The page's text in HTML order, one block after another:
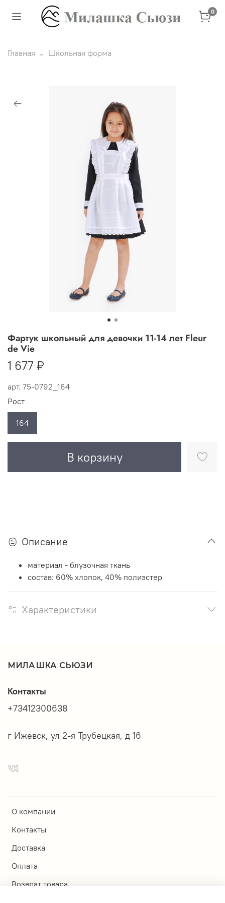
0
Главная Школьная форма
арт. 75-0792_164
Фартук школьный для девочки 11-14 лет Fleur
de Vie
1 677 ₽
В корзину
Рост
164
Описание
материал - блузочная ткань
состав: 60% хлопок, 40% полиэстер
Характеристики
МИЛАШКА СЬЮЗИ
О компании
Контакты
Доставка
Оплата
Возврат товара
Контакты
+73412300638
г Ижевск, ул 2-я Трубецкая, д 16